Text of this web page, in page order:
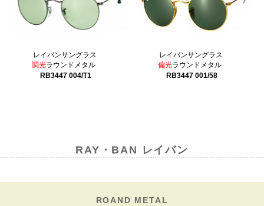
レイバンサングラス
調光ラウンドメタル
RB3447 004/T1
レイバンサングラス
偏光ラウンドメタル
RB3447 001/58
RAY・BAN レイバン
ROAND METAL